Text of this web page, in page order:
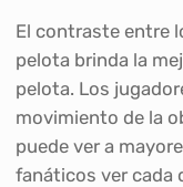
El contraste entre
pelota brinda la
pelota. Los
movimiento de la
puede ver a
fanáticos ver cada